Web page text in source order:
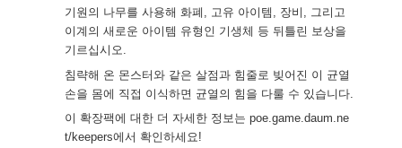
기원의 나무를 사용해 화폐, 고유 아이템, 장비, 그리고
이계의 새로운 아이템 유형인 기생체 등 뒤틀린 보상을
기르십시오.
침략해 온 몬스터와 같은 살점과 힘줄로 빚어진 이 균열
손을 몸에 직접 이식하면 균열의 힘을 다룰 수 있습니다.
이 확장팩에 대한 더 자세한 정보는 poe.game.daum.ne
t/keepers에서 확인하세요!